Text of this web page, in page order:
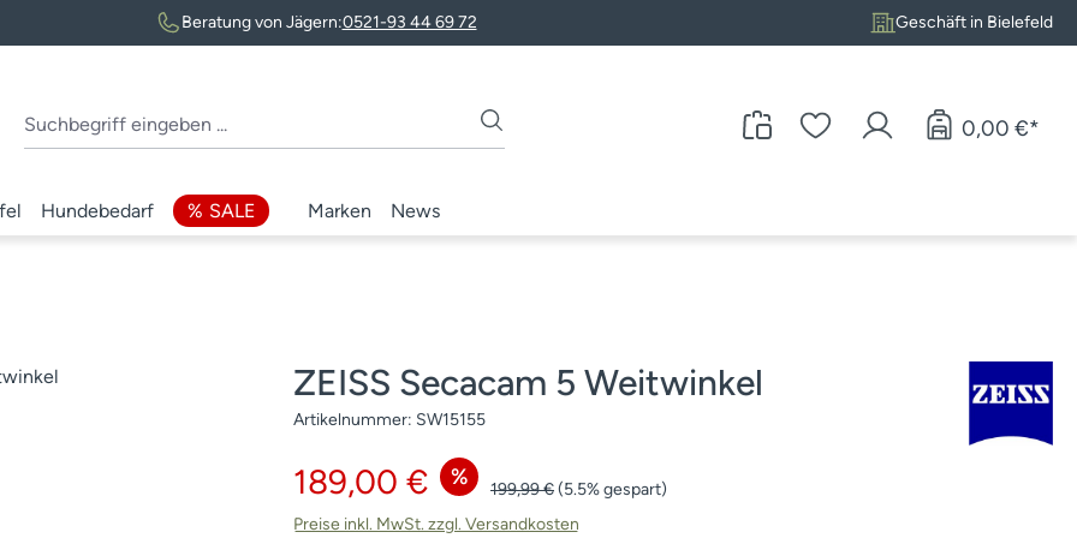
Beratung von Jägern:0521-93 44 69 72 Geschäft in Bielefeld
0,00 €*
Hundebedarf SALE Marken News
ZEISS Secacam 5 Weitwinkel
Artikelnummer: SW15155
Verkaufspreis:
189,00 € % Regulärer Preis:
199,99 €(5.5% gespart)
Preise inkl. MwSt. zzgl. Versandkosten